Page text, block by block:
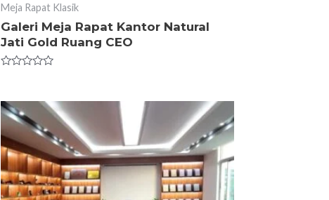
Meja Rapat Klasik
Galeri Meja Rapat Kantor Natural
Jati Gold Ruang CEO
of
5